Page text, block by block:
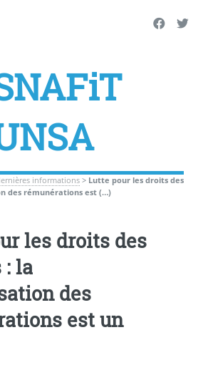
informations> Lutte pour les droits des
des rémunérations est (…)
les droits des
: la
des
est un